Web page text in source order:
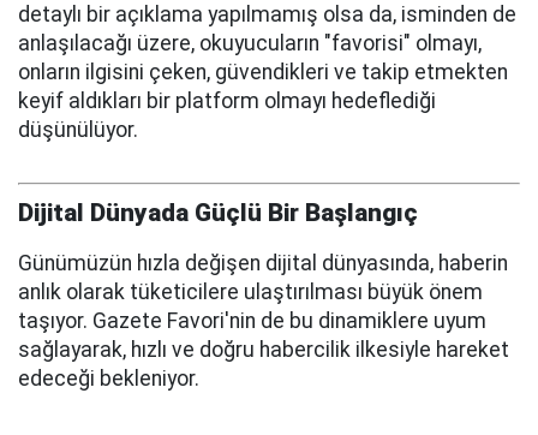
detaylı bir açıklama yapılmamış olsa da, isminden de
anlaşılacağı üzere, okuyucuların "favorisi" olmayı,
onların ilgisini çeken, güvendikleri ve takip etmekten
keyif aldıkları bir platform olmayı hedeflediği
düşünülüyor.
Dijital Dünyada Güçlü Bir Başlangıç
Günümüzün hızla değişen dijital dünyasında, haberin
anlık olarak tüketicilere ulaştırılması büyük önem
taşıyor. Gazete Favori'nin de bu dinamiklere uyum
sağlayarak, hızlı ve doğru habercilik ilkesiyle hareket
edeceği bekleniyor.